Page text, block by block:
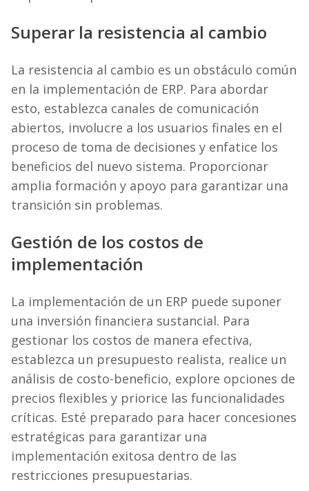
Superar la resistencia al cambio
La resistencia al cambio es un obstáculo común
en la implementación de ERP. Para abordar
esto, establezca canales de comunicación
abiertos, involucre a los usuarios finales en el
proceso de toma de decisiones y enfatice los
beneficios del nuevo sistema. Proporcionar
amplia formación y apoyo para garantizar una
transición sin problemas.
Gestión de los costos de
implementación
La implementación de un ERP puede suponer
una inversión financiera sustancial. Para
gestionar los costos de manera efectiva,
establezca un presupuesto realista, realice un
análisis de costo-beneficio, explore opciones de
precios flexibles y priorice las funcionalidades
críticas. Esté preparado para hacer concesiones
estratégicas para garantizar una
implementación exitosa dentro de las
restricciones presupuestarias.